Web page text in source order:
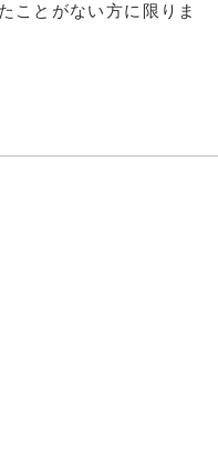
ことがない方に限りま